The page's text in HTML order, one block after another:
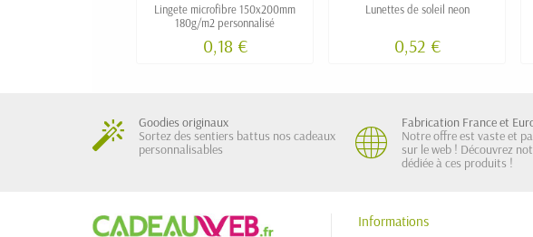
Lingete microfibre 150x200mm
180g/m2 personnalisé
0,18 €
Lunettes de soleil neon
0,52 €
Goodies originaux
Sortez des sentiers battus nos cadeaux
personnalisables
Fabrication France et
Notre offre est vaste et
sur le web ! Découvrez
dédiée à ces produits !
Informations